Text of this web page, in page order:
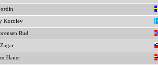
Korolev
Rud
Hauer